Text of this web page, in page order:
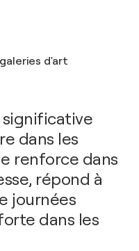
d'art
dans les
renforce dans
répond à
journées
dans les